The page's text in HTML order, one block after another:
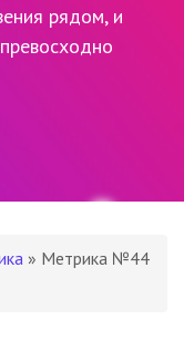
рядом, и
» Метрика №44